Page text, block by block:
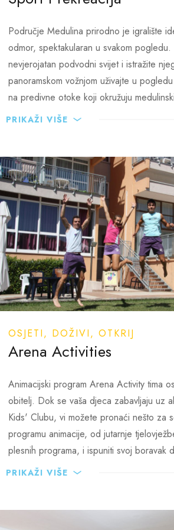
Restorani u blizini hotela:
Lounge Beach Bar Lungomare – hotel
Lounge Beach Bar Lungomare sastoji od
pored vanjskog bazena, dok se druga
metara od mora. Uživajte u tradicionalnoj
razdoblju od lipnja do rujna od 10:00h –
Područje Medulina prirodno je igralište
odmor, spektakularan u svakom
nevjerojatan podvodni svijet i istražite
panoramskom vožnjom uživajte u
na predivne otoke koji okružuju
Aktivnosti u obližnjem sportskom centru:
6 travnatih nogometnih igrališta
Atletska staza sa 4 trake
Bacalište
4 teniska terena
Teren za mali nogomet
Rukomet, košarka, odbojka
Odbojka na pijesku
Stolni tenis, mini golf
Ronilački centar u obližnjem kampu
Centar sportova na vodi:
Iznajmljivanje bicikala - mogucnost
Više o biciklistickim stazama na
Staze za šetnju i trčanje
Family park na ulazu u obližnji kamp
Surfanje - više informacija na
PRIKAŽI VIŠE
OSJETI, DOŽIVI, OTKRIJ
Arena Activities
Animacijski program Arena Activity tima
obitelj. Dok se vaša djeca zabavljaju uz
Kids' Clubu, vi možete pronaći nešto za
programu animacije, od jutarnje
plesnih programa, i ispuniti svoj boravak
PRIKAŽI VIŠE